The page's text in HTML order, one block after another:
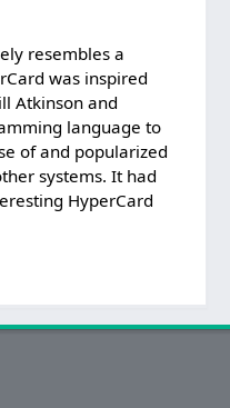
resembles a
was inspired
Atkinson and
language to
of and popularized
systems. It had
HyperCard